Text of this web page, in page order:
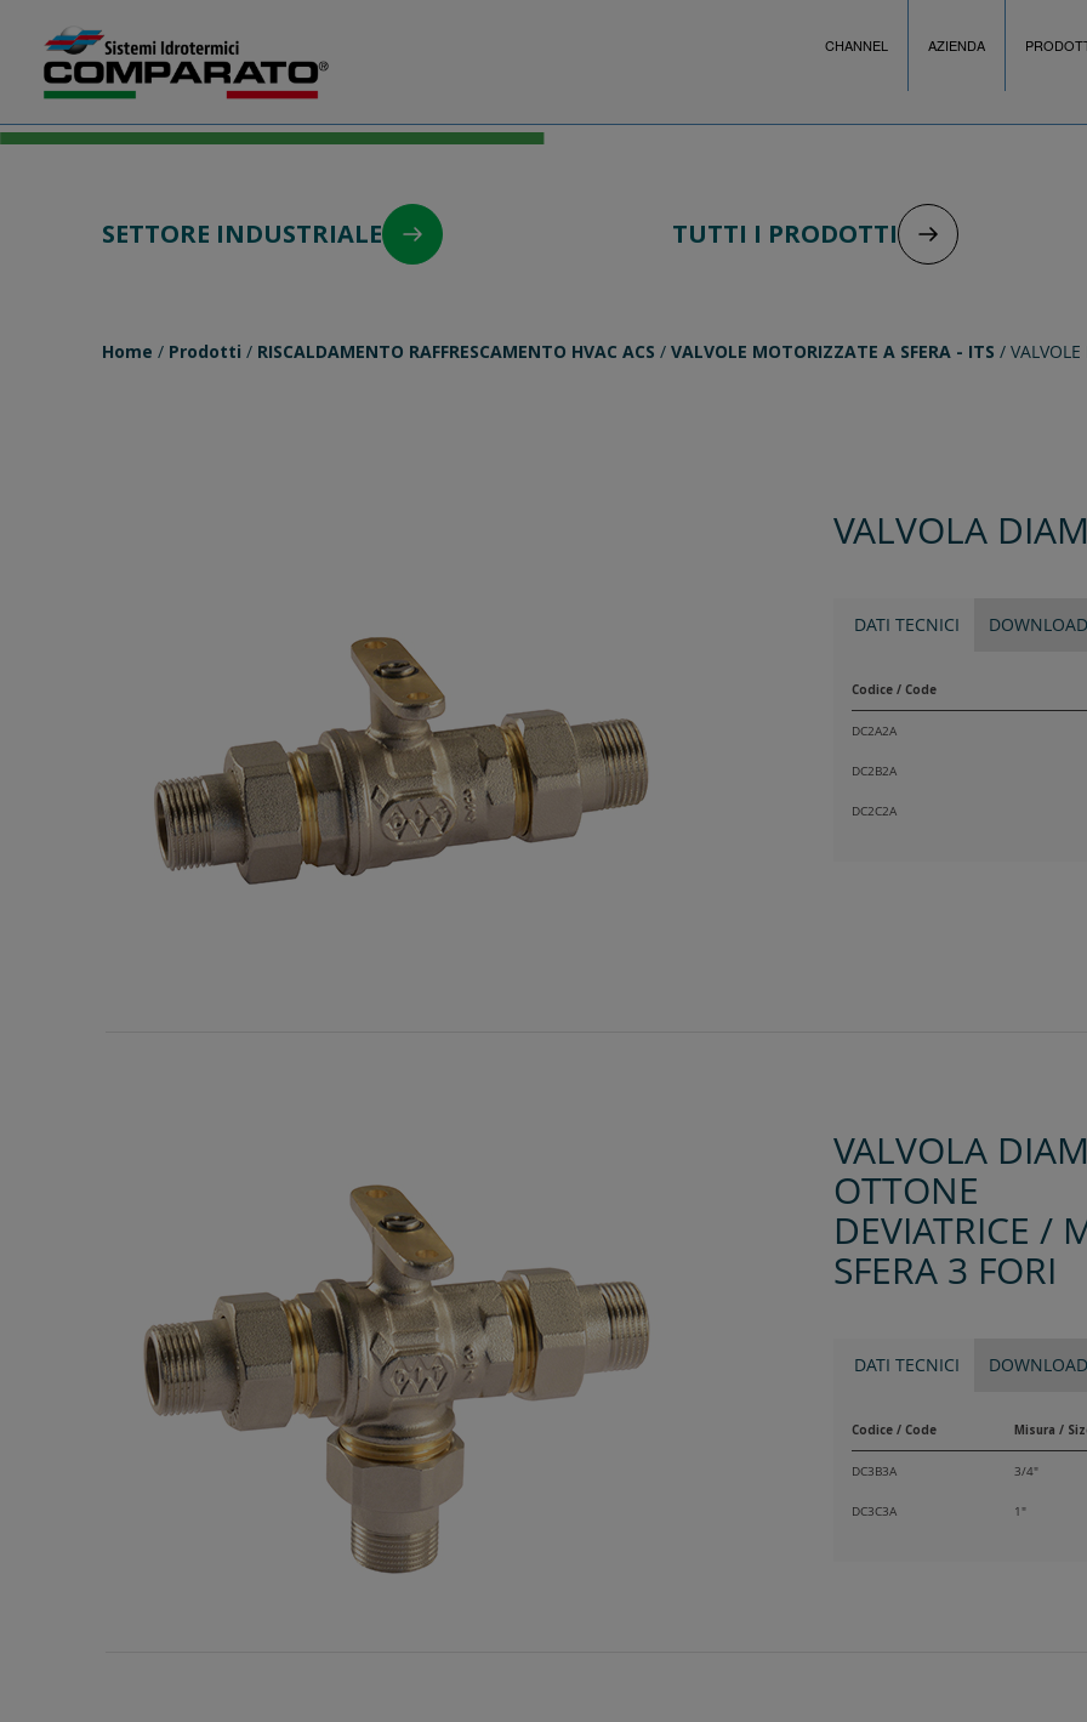
Comparato
CHANNEL AZIENDA
Salta
SETTORE INDUSTRIALE TUTTI I PRODOTTI
Home / Prodotti / RISCALDAMENTO RAFFRESCAMENTO HVAC ACS / VALVOLE MOTORIZZATE A SFERA - ITS /
VALVOLA
DATI TECNICI DOWNLOAD
Codice / Code
DC2A2A
DC2B2A
DC2C2A
VALVOLA
OTTONE
DEVIATRICE /
SFERA 3 FORI
DATI TECNICI DOWNLOAD
Codice / Code Misura /
DC3B3A 3/4"
DC3C3A 1"